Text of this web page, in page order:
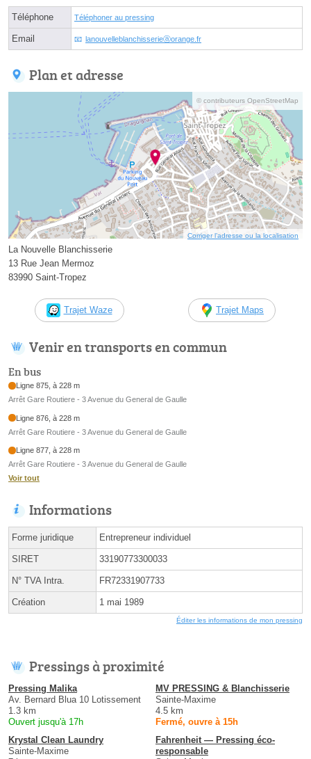
Téléphone Téléphoner au pressing
Email lanouvelleblanchisserieⓐorange.fr
Plan et adresse
© contributeurs OpenStreetMap
Corriger l’adresse ou la localisation
La Nouvelle Blanchisserie
13 Rue Jean Mermoz
83990 Saint-Tropez
Trajet Waze Trajet Maps
Venir en transports en commun
En bus
Ligne 875, à 228 m
Arrêt Gare Routiere - 3 Avenue du General de Gaulle
Ligne 876, à 228 m
Arrêt Gare Routiere - 3 Avenue du General de Gaulle
Ligne 877, à 228 m
Arrêt Gare Routiere - 3 Avenue du General de Gaulle
Voir tout
Informations
Forme juridique Entrepreneur individuel
SIRET 33190773300033
N° TVA Intra. FR72331907733
Création 1 mai 1989
Éditer les informations de mon pressing
Pressings à proximité
Pressing Malika
Av. Bernard Blua 10 Lotissement
1.3 km
Ouvert jusqu'à 17h
MV PRESSING & Blanchisserie
Sainte-Maxime
4.5 km
Fermé, ouvre à 15h
Krystal Clean Laundry
Sainte-Maxime
Fahrenheit — Pressing éco-
responsable